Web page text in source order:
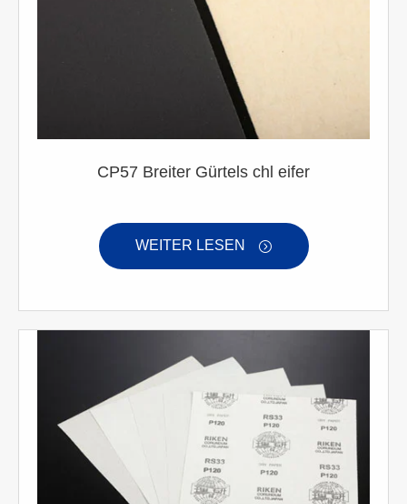
CP57 Breiter Gürtels chl eifer
WEITER LESEN 